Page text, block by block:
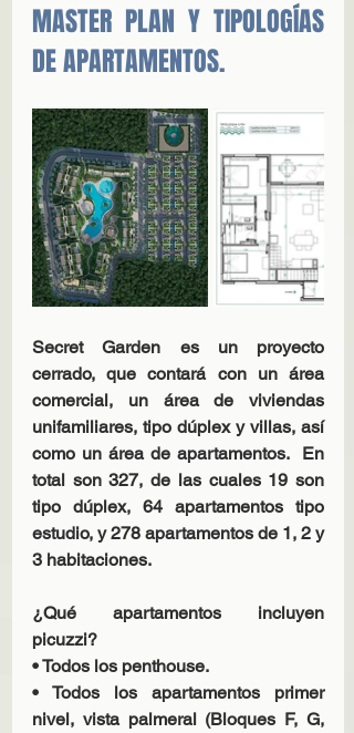
MASTER PLAN Y TIPOLOGÍAS
DE APARTAMENTOS.
Secret Garden es un proyecto
cerrado, que contará con un área
comercial, un área de viviendas
unifamiliares, tipo dúplex y villas, así
como un área de apartamentos.  En
total son 327, de las cuales 19 son
tipo dúplex, 64 apartamentos tipo
estudio, y 278 apartamentos de 1, 2 y
3 habitaciones.
¿Qué apartamentos incluyen
picuzzi?
• Todos los penthouse.
• Todos los apartamentos primer
nivel, vista palmeral (Bloques F, G,